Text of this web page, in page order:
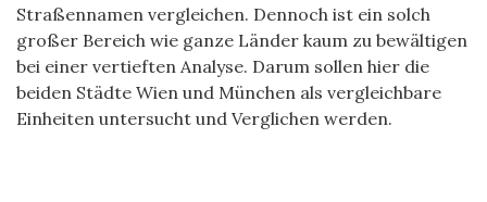
Straßennamen vergleichen. Dennoch ist ein solch
großer Bereich wie ganze Länder kaum zu bewältigen
bei einer vertieften Analyse. Darum sollen hier die
beiden Städte Wien und München als vergleichbare
Einheiten untersucht und Verglichen werden.